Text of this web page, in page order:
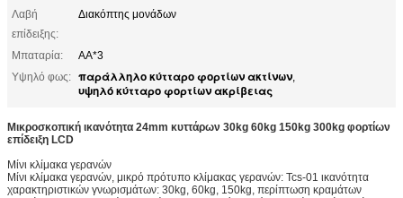
Λαβή
επίδειξης:
Διακόπτης μονάδων
Μπαταρία:
AA*3
Υψηλό φως: παράλληλο κύτταρο φορτίων ακτίνων,
υψηλό κύτταρο φορτίων ακρίβειας
Μικροσκοπική ικανότητα 24mm κυττάρων 30kg 60kg 150kg 300kg φορτίων
επίδειξη LCD
Μίνι κλίμακα γερανών
Μίνι κλίμακα γερανών, μικρό πρότυπο κλίμακας γερανών: Tcs-01 ικανότητα
χαρακτηριστικών γνωρισμάτων: 30kg, 60kg, 150kg, περίπτωση κραμάτων